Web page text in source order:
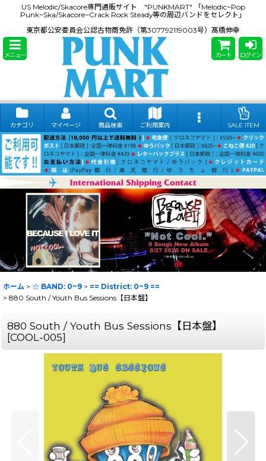
US Melodic/Skacore専門通販サイト "PUNKMART" 「Melodic~Pop
Punk~Ska/Skacore~Crack Rock Steady等の周辺バンドをセレクト」
東京都公安委員会公認古物商免許（第307792119003号）髙橋伸幸
メニュー カート ログイン
カテゴリ マイページ 商品検索 ご利用案内 SALE ITEM
ホーム > ☆ BAND: 0~9 > == District: 0~9 ==
> 880 South / Youth Bus Sessions【日本盤】
880 South / Youth Bus Sessions【日本盤】
[COOL-005]